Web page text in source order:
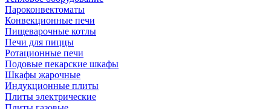
Пароконвектоматы
Конвекционные печи
Пищеварочные котлы
Печи для пиццы
Ротационные печи
Подовые пекарские шкафы
Шкафы жарочные
Индукционные плиты
Плиты электрические